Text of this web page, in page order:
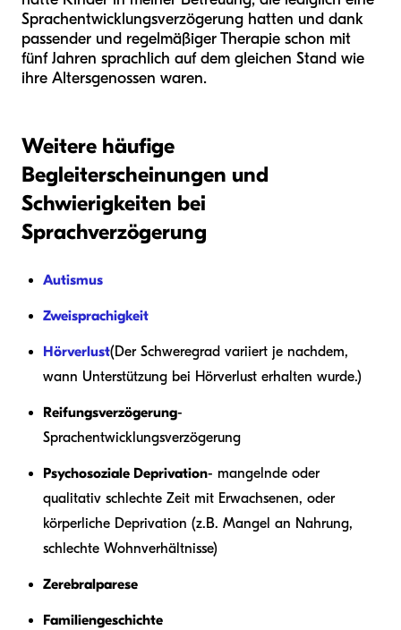
Sprachentwicklungsverzögerung hatten und dank
passender und regelmäßiger Therapie schon mit
fünf Jahren sprachlich auf dem gleichen Stand wie
ihre Altersgenossen waren.
Weitere häufige
Begleiterscheinungen und
Schwierigkeiten bei
Sprachverzögerung
Autismus
Zweisprachigkeit
Hörverlust(Der Schweregrad variiert je nachdem,
wann Unterstützung bei Hörverlust erhalten wurde.)
Reifungsverzögerung-
Sprachentwicklungsverzögerung
Psychosoziale Deprivation- mangelnde oder
qualitativ schlechte Zeit mit Erwachsenen, oder
körperliche Deprivation (z.B. Mangel an Nahrung,
schlechte Wohnverhältnisse)
Zerebralparese
Familiengeschichte